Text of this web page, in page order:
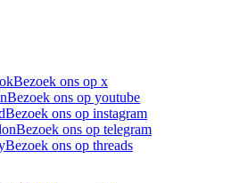
Bezoek ons op x
Bezoek ons op youtube
Bezoek ons op instagram
Bezoek ons op telegram
Bezoek ons op threads